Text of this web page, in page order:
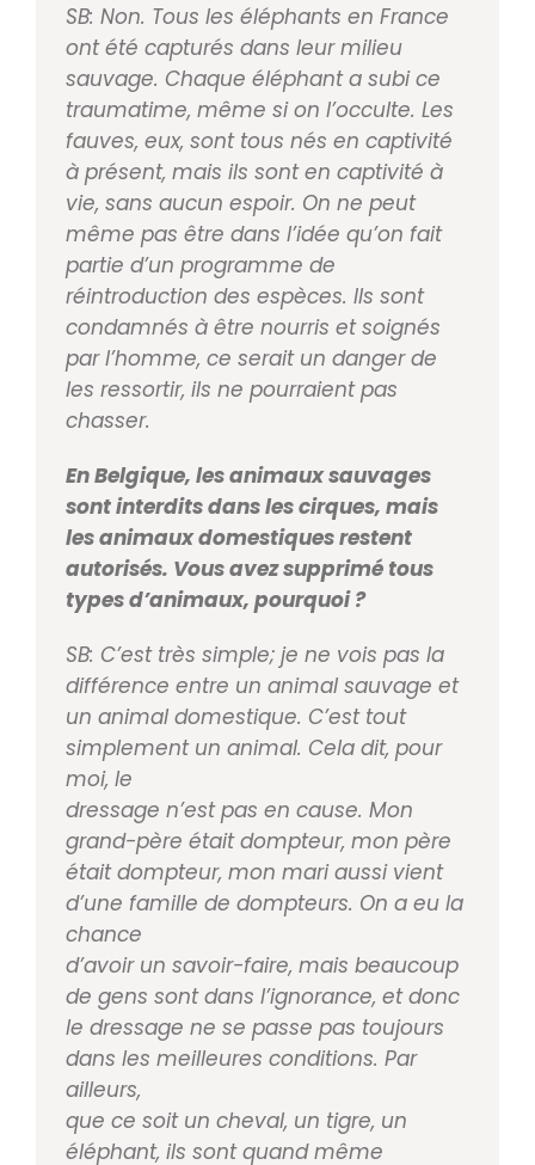
SB: Non. Tous les éléphants en France
ont été capturés dans leur milieu
sauvage. Chaque éléphant a subi ce
traumatime, même si on l’occulte. Les
fauves, eux, sont tous nés en captivité
à présent, mais ils sont en captivité à
vie, sans aucun espoir. On ne peut
même pas être dans l’idée qu’on fait
partie d’un programme de
réintroduction des espèces. Ils sont
condamnés à être nourris et soignés
parl’homme, ce serait un danger de
les ressortir, ils ne pourraient pas
chasser.
En Belgique, les animaux sauvages
sont interdits dans lescirques, mais
les animaux domestiques restent
autorisés. Vous avez supprimé tous
types d’animaux, pourquoi ?
SB: C’est très simple; je ne vois pas la
différence entre un animal sauvage et
un animal domestique. C’est tout
simplement un animal. Cela dit, pour
moi, le
dressage n’est pas en cause. Mon
grand­-père étaitdompteur, mon père
était dompteur, mon mari aussi vient
d’une famille de dompteurs. On a eu la
chance
d’avoir un savoir­-faire, mais beaucoup
de gens sontdans l’ignorance, et donc
le dressage ne se passe pas toujours
dans les meilleures conditions. Par
ailleurs,
que ce soit un cheval, un tigre, un
éléphant, ils sontquand même